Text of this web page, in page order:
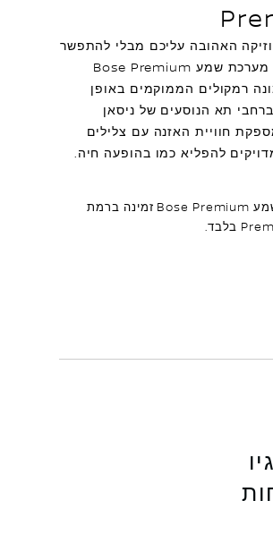
האהובה עליכם מבלי להתפשר
על איכות. מערכת שמע Bose Premium
רמקולים הממוקמים באופן
תא הנוסעים של ניסאן
חוויית האזנה עם צלילים
להפליא כמו בהופעה חיה.
* מערכת שמע Bose Premium זמינה ברמת